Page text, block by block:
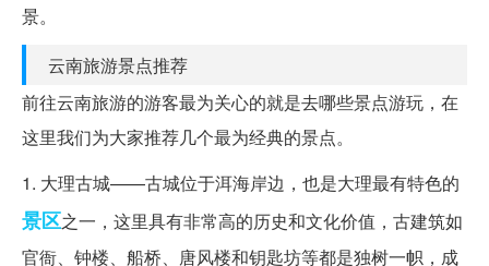
景。
云南旅游景点推荐
前往云南旅游的游客最为关心的就是去哪些景点游玩，在
这里我们为大家推荐几个最为经典的景点。
1. 大理古城——古城位于洱海岸边，也是大理最有特色的
景区之一，这里具有非常高的历史和文化价值，古建筑如
官衙、钟楼、船桥、唐风楼和钥匙坊等都是独树一帜，成